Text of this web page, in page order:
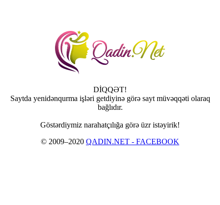
DİQQƏT!
Saytda yenidənqurma işləri getdiyinə görə sayt müvəqqəti olaraq
bağlıdır.
Göstərdiymiz narahatçılığa görə üzr istəyirik!
© 2009–2020 QADIN.NET - FACEBOOK